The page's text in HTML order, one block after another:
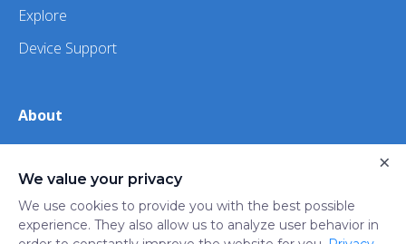
Explore
Device Support
About
iHealth
We value your privacy
We use cookies to provide you with the best possible
experience. They also allow us to analyze user behavior in
×